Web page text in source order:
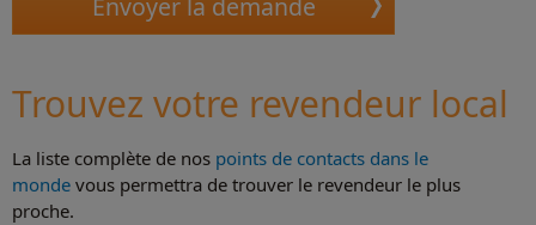
Trouvez votre revendeur local
La liste complète de nos points de contacts dans le
monde vous permettra de trouver le revendeur le plus
proche.